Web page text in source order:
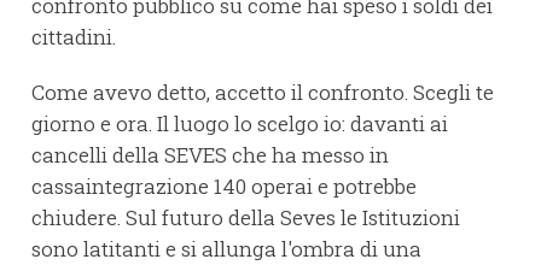
cittadini.
Come avevo detto, accetto il confronto. Scegli te
giorno e ora. Il luogo lo scelgo io: davanti ai
cancelli della SEVES che ha messo in
cassaintegrazione 140 operai e potrebbe
chiudere. Sul futuro della Seves le Istituzioni
sono latitanti e si allunga l'ombra di una